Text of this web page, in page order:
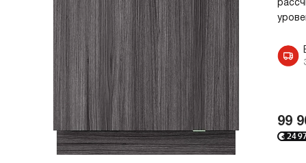
система сушки и большое количество
программ позволяют модели стать
незаменимым помощником на
современной кухне. Ключевые
преимущества: Super Cleaning System™; 9
Spray™; Адаптивные зоны усиленной
мойки Power zones.
16635 Встраиваемая
Загрузка,
комплектов посуды
14
Количество
программ
Расход воды, л/
цикл
Ключевые
99
24